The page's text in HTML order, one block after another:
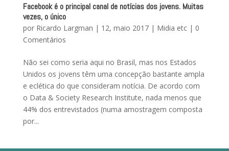
Facebook é o principal canal de notícias dos jovens. Muitas
vezes, o único
por Ricardo Largman | 12, maio 2017| Midia etc| 0
Comentários
Não sei como seria aqui no Brasil, mas nos Estados
Unidos os jovens têm uma concepção bastante ampla
e eclética do que consideram notícia. De acordo com
o Data & Society Research Institute, nada menos que
44% dos entrevistados (numa amostragem composta
por...